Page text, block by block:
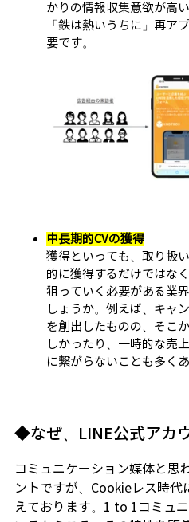
かりの情報収集意欲が高
「鉄は熱いうちに」再ア
要です。
中長期的CVの獲得
獲得といっても、取り扱
的に獲得するだけではな
狙っていく必要がある業
しょうか。例えば、キャ
を創出したものの、そこ
しかったり、一時的な売
に繋がらないことも多くあ
◆なぜ、LINE公式アカ
コミュニケーション媒体と思
ントですが、Cookieレス時代
えております。1 to 1コミュ